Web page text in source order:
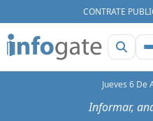
CONTRATE
Jueves 6 De
Informar,